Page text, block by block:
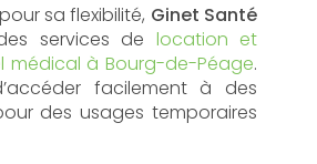
sa flexibilité, Ginet Santé
services de location et
médical à Bourg-de-Péage.
facilement à des
des usages temporaires